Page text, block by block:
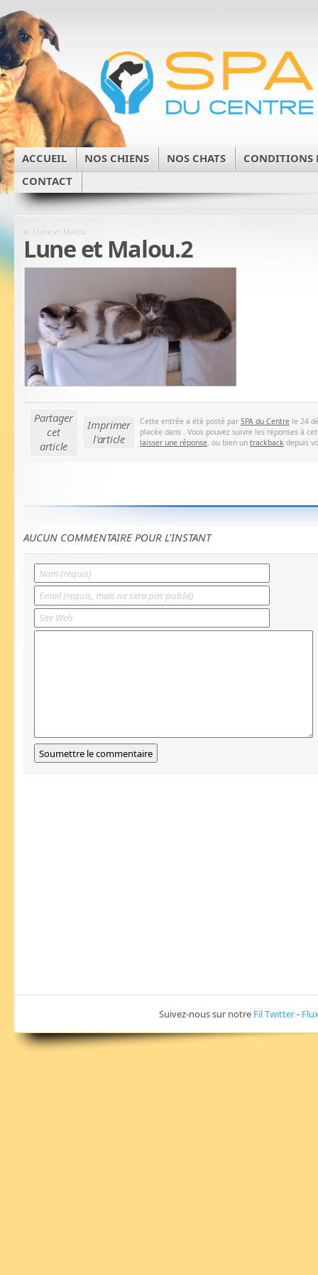
ACCUEIL NOS CHIENS NOS CHATS
CONDITIONS
CONTACT
« Lune et Malou
Lune et Malou.2
Partager
cet
article
Imprimer
l'article
Cette entrée a été posté par SPA du Centre le 24
placée dans . Vous pouvez suivre les réponses à
laisser une réponse, ou bien un trackback depuis
AUCUN COMMENTAIRE POUR L'INSTANT
Suivez-nous sur notre Fil Twitter-